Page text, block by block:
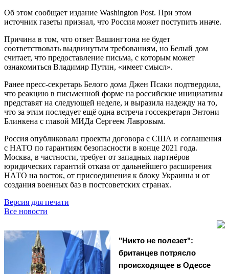
Об этом сообщает издание Washington Post. При этом
источник газеты признал, что Россия может поступить иначе.
Причина в том, что ответ Вашингтона не будет
соответствовать выдвинутым требованиям, но Белый дом
считает, что предоставление письма, с которым может
ознакомиться Владимир Путин, «имеет смысл».
Ранее пресс-секретарь Белого дома Джен Псаки подтвердила,
что реакцию в письменной форме на российские инициативы
представят на следующей неделе, и выразила надежду на то,
что за этим последует ещё одна встреча госсекретаря Энтони
Блинкена с главой МИДа Сергеем Лавровым.
Россия опубликовала проекты договора с США и соглашения
с НАТО по гарантиям безопасности в конце 2021 года.
Москва, в частности, требует от западных партнёров
юридических гарантий отказа от дальнейшего расширения
НАТО на восток, от присоединения к блоку Украины и от
создания военных баз в постсоветских странах.
Версия для печати
Все новости
"Никто не полезет":
британцев потрясло
происходящее в Одессе